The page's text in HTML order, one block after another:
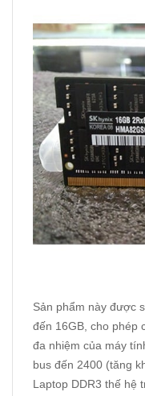
Sản phẩm này được
đến 16GB, cho phép
đa nhiệm của máy
bus đến 2400 (tăng
Laptop DDR3 thế hệ